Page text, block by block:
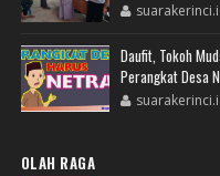
Daufit, Tokoh
Perangkat Desa
OLAH RAGA